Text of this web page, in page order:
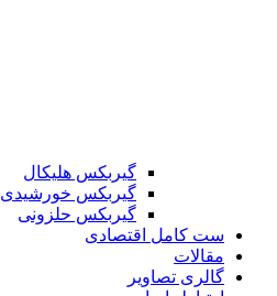
گیربکس هلیکال
گیربکس خورشیدی
گیربکس حلزونی
ست کامل اقتصادی
مقالات
گالری تصاویر